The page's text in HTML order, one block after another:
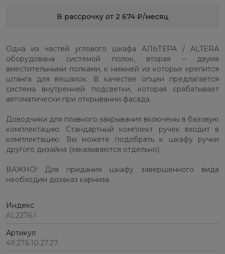
В рассрочку от 2 674 ₽/месяц
Одна из частей углового шкафа АЛЬТЕРА / ALTERA
оборудована системой полок, вторая – двумя
вместительными полками, к нижней из которых крепится
штанга для вешалок. В качестве опции предлагается
система внутренней подсветки, которая срабатывает
автоматически при открывании фасада.
Доводчики для плавного закрывания включены в базовую
комплектацию. Стандартный комплект ручек входит в
комплектацию. Вы можете подобрать к шкафу ручки
другого дизайна (заказываются отдельно).
ВАЖНО! Для придания шкафу завершенного вида
необходим дозаказ карниза.
Индекс
AL2276.1
Артикул
49.276.10.27.27